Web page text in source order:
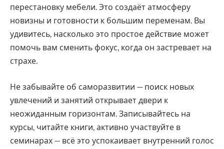
перестановку мебели. Это создаёт атмосферу
новизны и готовности к большим переменам. Вы
удивитесь, насколько это простое действие может
помочь вам сменить фокус, когда он застревает на
страхе.
Не забывайте об саморазвитии — поиск новых
увлечений и занятий открывает двери к
неожиданным горизонтам. Записывайтесь на
курсы, читайте книги, активно участвуйте в
семинарах — всё это успокаивает внутренний голос